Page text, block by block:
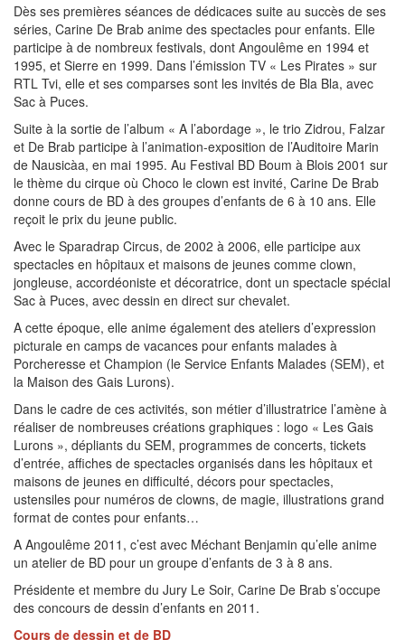
Dès ses premières séances de dédicaces suite au succès de ses
séries, Carine De Brab anime des spectacles pour enfants. Elle
participe à de nombreux festivals, dont Angoulême en 1994 et
1995, et Sierre en 1999. Dans l’émission TV « Les Pirates » sur
RTL Tvi, elle et ses comparses sont les invités de Bla Bla, avec
Sac à Puces.
Suite à la sortie de l’album « A l’abordage », le trio Zidrou, Falzar
et De Brab participe à l’animation-exposition de l’Auditoire Marin
de Nausicàa, en mai 1995. Au Festival BD Boum à Blois 2001 sur
le thème du cirque où Choco le clown est invité, Carine De Brab
donne cours de BD à des groupes d’enfants de 6 à 10 ans. Elle
reçoit le prix du jeune public.
Avec le Sparadrap Circus, de 2002 à 2006, elle participe aux
spectacles en hôpitaux et maisons de jeunes comme clown,
jongleuse, accordéoniste et décoratrice, dont un spectacle spécial
Sac à Puces, avec dessin en direct sur chevalet.
A cette époque, elle anime également des ateliers d’expression
picturale en camps de vacances pour enfants malades à
Porcheresse et Champion (le Service Enfants Malades (SEM), et
la Maison des Gais Lurons).
Dans le cadre de ces activités, son métier d’illustratrice l’amène à
réaliser de nombreuses créations graphiques : logo « Les Gais
Lurons », dépliants du SEM, programmes de concerts, tickets
d’entrée, affiches de spectacles organisés dans les hôpitaux et
maisons de jeunes en difficulté, décors pour spectacles,
ustensiles pour numéros de clowns, de magie, illustrations grand
format de contes pour enfants…
A Angoulême 2011, c’est avec Méchant Benjamin qu’elle anime
un atelier de BD pour un groupe d’enfants de 3 à 8 ans.
Présidente et membre du Jury Le Soir, Carine De Brab s’occupe
des concours de dessin d’enfants en 2011.
Cours de dessin et de BD